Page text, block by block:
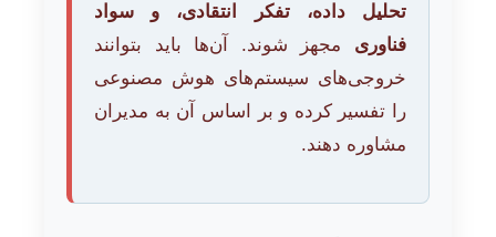
تحلیل داده، تفکر انتقادی، و سواد
فناوری مجهز شوند. آن‌ها باید بتوانند
خروجی‌های سیستم‌های هوش مصنوعی
را تفسیر کرده و بر اساس آن به مدیران
مشاوره دهند.